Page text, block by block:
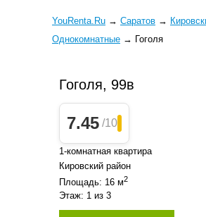
YouRenta.Ru → Саратов →
Однокомнатные → Гоголя
Гоголя, 99в
7.45 /10
1-комнатная квартира
Кировский район
Площадь: 16 м2
Этаж: 1 из 3